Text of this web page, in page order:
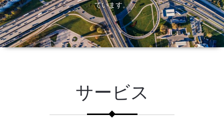
ています。
サービス